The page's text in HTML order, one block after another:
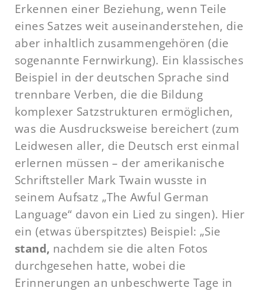
Erkennen einer Beziehung, wenn Teile
eines Satzes weit auseinanderstehen, die
aber inhaltlich zusammengehören (die
sogenannte Fernwirkung). Ein klassisches
Beispiel in der deutschen Sprache sind
trennbare Verben, die die Bildung
komplexer Satzstrukturen ermöglichen,
was die Ausdrucksweise bereichert (zum
Leidwesen aller, die Deutsch erst einmal
erlernen müssen – der amerikanische
Schriftsteller Mark Twain wusste in
seinem Aufsatz „The Awful German
Language“ davon ein Lied zu singen). Hier
ein (etwas überspitztes) Beispiel: „Sie
stand, nachdem sie die alten Fotos
durchgesehen hatte, wobei die
Erinnerungen an unbeschwerte Tage in